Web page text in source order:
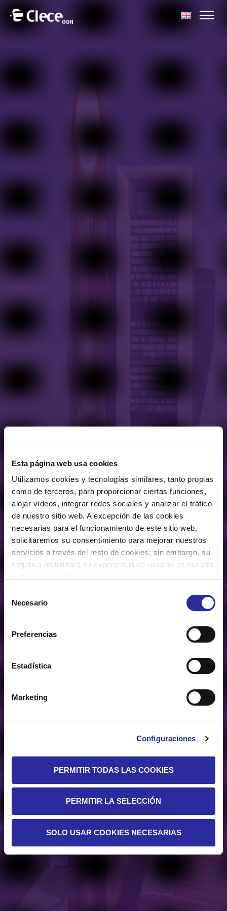
Esta página web usa cookies
Utilizamos cookies y tecnologías similares, tanto propias
como de terceros, para proporcionar ciertas funciones,
alojar vídeos, integrar redes sociales y analizar el tráfico
de nuestro sitio web. A excepción de las cookies
necesarias para el funcionamiento de este sitio web,
solicitaremos su consentimiento para mejorar nuestros
servicios a través del resto de cookies; sin embargo, su
negativa no limitará su experiencia de usuario en nuestra
más información, puede consultar nuestra
Política de
Necesario
Preferencias
Estadística
Marketing
Configuraciones
PERMITIR TODAS LAS COOKIES
PERMITIR LA SELECCIÓN
SOLO USAR COOKIES NECESARIAS